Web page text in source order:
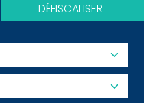
DÉFISCALISER